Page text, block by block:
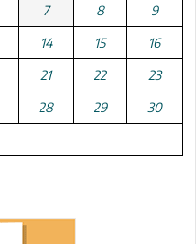
7 8 9
14 15 16
21 22 23
28 29 30